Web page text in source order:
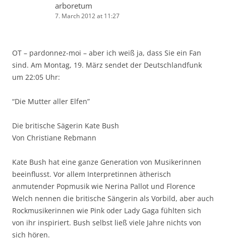
arboretum
7. March 2012 at 11:27
OT – pardonnez-moi – aber ich weiß ja, dass Sie ein Fan
sind. Am Montag, 19. März sendet der Deutschlandfunk
um 22:05 Uhr:
“Die Mutter aller Elfen”
Die britische Sägerin Kate Bush
Von Christiane Rebmann
Kate Bush hat eine ganze Generation von Musikerinnen
beeinflusst. Vor allem Interpretinnen ätherisch
anmutender Popmusik wie Nerina Pallot und Florence
Welch nennen die britische Sängerin als Vorbild, aber auch
Rockmusikerinnen wie Pink oder Lady Gaga fühlten sich
von ihr inspiriert. Bush selbst ließ viele Jahre nichts von
sich hören.